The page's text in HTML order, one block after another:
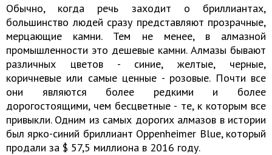
Обычно, когда речь заходит о бриллиантах,
большинство людей сразу представляют прозрачные,
мерцающие камни. Тем не менее, в алмазной
промышленности это дешевые камни. Алмазы бывают
различных цветов - синие, желтые, черные,
коричневые или самые ценные - розовые. Почти все
они являются более редкими и более
дорогостоящими, чем бесцветные - те, к которым все
привыкли. Одним из самых дорогих алмазов в истории
был ярко-синий бриллиант Oppenheimer Blue, который
продали за $ 57,5 миллиона в 2016 году.